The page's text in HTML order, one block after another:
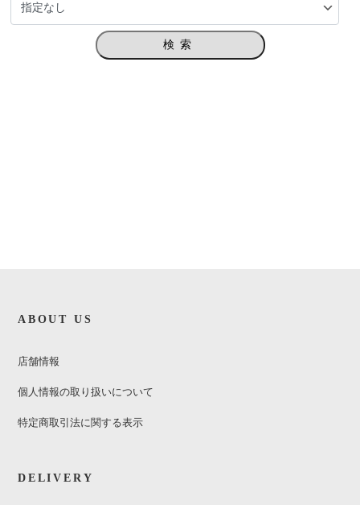
検索
ABOUT US
店舗情報
個人情報の取り扱いについて
特定商取引法に関する表示
DELIVERY